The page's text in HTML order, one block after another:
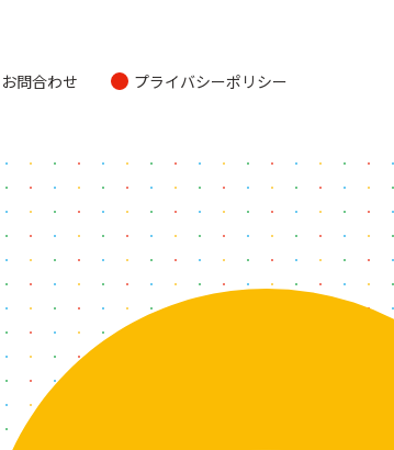
お問合わせ プライバシーポリシー